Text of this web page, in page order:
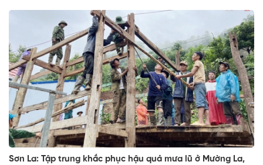
Sơn La: Tập trung khắc phục hậu quả mưa lũ ở Mường La,